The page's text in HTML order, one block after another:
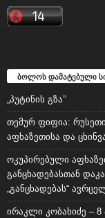
ბოლოს დამატებული
„პუტინის გზა”
თემურ ფიფია:
აფხაზეთისა და
ოკუპირებული
განცხადებასთან
„განცხადებას“
ირაკლი კობახიძე – 8